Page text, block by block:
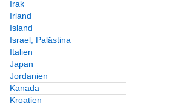
Irak
Irland
Island
Israel, Palästina
Italien
Japan
Jordanien
Kanada
Kroatien